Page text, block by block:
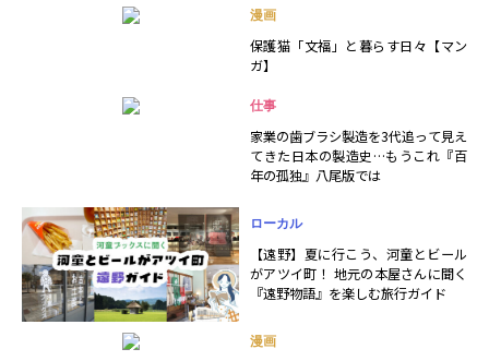
漫画
保護猫「文福」と暮らす日々【マン
ガ】
仕事
家業の歯ブラシ製造を3代追って見え
てきた日本の製造史…もうこれ『百
年の孤独』八尾版では
ローカル
【遠野】夏に行こう、河童とビール
がアツイ町！ 地元の本屋さんに聞く
『遠野物語』を楽しむ旅行ガイド
漫画